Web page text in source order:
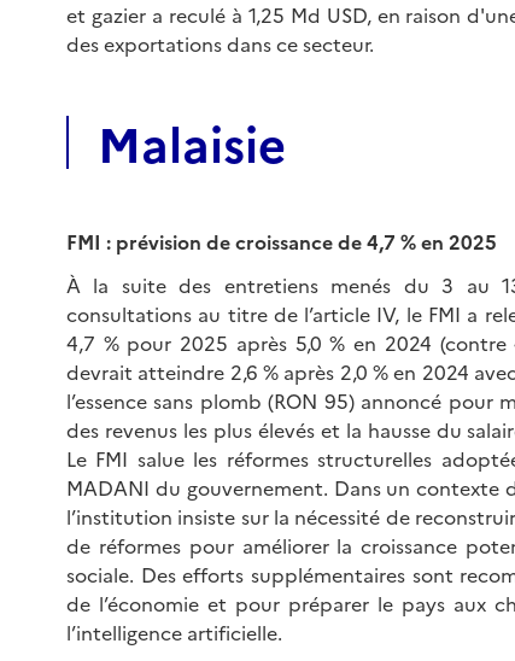
et gazier a reculé à 1,25 Md USD, en raison
des exportations dans ce secteur.
Malaisie
FMI : prévision de croissance de 4,7 % en 2025
À la suite des entretiens menés du 3 au
consultations au titre de l’article IV, le FMI a
4,7 % pour 2025 après 5,0 % en 2024
devrait atteindre 2,6 % après 2,0 % en 2024
l’essence sans plomb (RON 95) annoncé
des revenus les plus élevés et la hausse du
Le FMI salue les réformes structurelles
MADANI du gouvernement. Dans un contexte
l’institution insiste sur la nécessité de
de réformes pour améliorer la croissance
sociale. Des efforts supplémentaires sont
de l’économie et pour préparer le pays aux
l’intelligence artificielle.